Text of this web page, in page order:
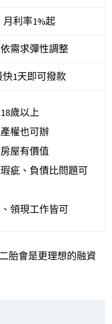
月利率1%起
需求彈性調整
快1天即可撥款
歲以上
權也可辦
屋有價值
疵、負債比問題可
領現工作皆可
胎會是更理想的融資